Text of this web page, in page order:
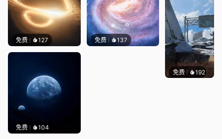
免费 127 免费 137
免费 104
免费 192